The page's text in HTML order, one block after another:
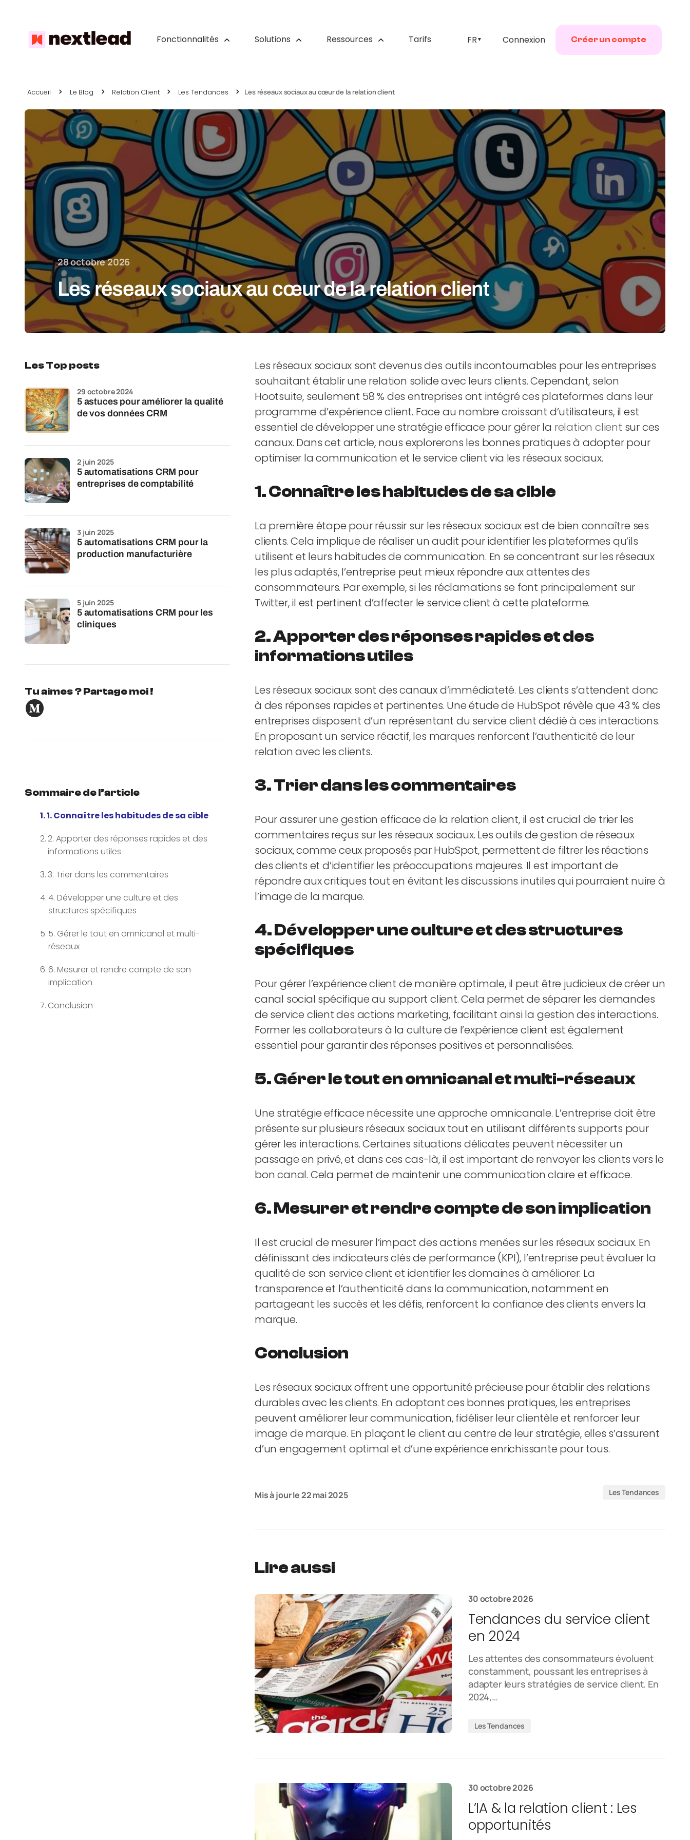
Fonctionnalités Solutions Ressources Tarifs FR ▼ Connexion Créer un compte
Accueil Le Blog Relation Client Les Tendances Les réseaux sociaux au cœur de la relation client
28 octobre 2026
Les réseaux sociaux au cœur de la relation client
Les réseaux sociaux sont devenus des outils incontournables pour les entreprises
souhaitant établir une relation solide avec leurs clients. Cependant, selon
Hootsuite, seulement 58 % des entreprises ont intégré ces plateformes dans leur
programme d’expérience client. Face au nombre croissant d’utilisateurs, il est
essentiel de développer une stratégie efficace pour gérer la relation client sur ces
canaux. Dans cet article, nous explorerons les bonnes pratiques à adopter pour
optimiser la communication et le service client via les réseaux sociaux.
1. Connaître les habitudes de sa cible
La première étape pour réussir sur les réseaux sociaux est de bien connaître ses
clients. Cela implique de réaliser un audit pour identifier les plateformes qu’ils
utilisent et leurs habitudes de communication. En se concentrant sur les réseaux
les plus adaptés, l’entreprise peut mieux répondre aux attentes des
consommateurs. Par exemple, si les réclamations se font principalement sur
Twitter, il est pertinent d’affecter le service client à cette plateforme.
2. Apporter des réponses rapides et des
informations utiles
Les réseaux sociaux sont des canaux d’immédiateté. Les clients s’attendent donc
à des réponses rapides et pertinentes. Une étude de HubSpot révèle que 43 % des
entreprises disposent d’un représentant du service client dédié à ces interactions.
En proposant un service réactif, les marques renforcent l’authenticité de leur
relation avec les clients.
3. Trier dans les commentaires
Pour assurer une gestion efficace de la relation client, il est crucial de trier les
commentaires reçus sur les réseaux sociaux. Les outils de gestion de réseaux
sociaux, comme ceux proposés par HubSpot, permettent de filtrer les réactions
des clients et d’identifier les préoccupations majeures. Il est important de
répondre aux critiques tout en évitant les discussions inutiles qui pourraient nuire à
l’image de la marque.
4. Développer une culture et des structures
spécifiques
Pour gérer l’expérience client de manière optimale, il peut être judicieux de créer un
canal social spécifique au support client. Cela permet de séparer les demandes
de service client des actions marketing, facilitant ainsi la gestion des interactions.
Former les collaborateurs à la culture de l’expérience client est également
essentiel pour garantir des réponses positives et personnalisées.
5. Gérer le tout en omnicanal et multi-réseaux
Une stratégie efficace nécessite une approche omnicanale. L’entreprise doit être
présente sur plusieurs réseaux sociaux tout en utilisant différents supports pour
gérer les interactions. Certaines situations délicates peuvent nécessiter un
passage en privé, et dans ces cas-là, il est important de renvoyer les clients vers le
bon canal. Cela permet de maintenir une communication claire et efficace.
6. Mesurer et rendre compte de son implication
Il est crucial de mesurer l’impact des actions menées sur les réseaux sociaux. En
définissant des indicateurs clés de performance (KPI), l’entreprise peut évaluer la
qualité de son service client et identifier les domaines à améliorer. La
transparence et l’authenticité dans la communication, notamment en
partageant les succès et les défis, renforcent la confiance des clients envers la
marque.
Conclusion
Les réseaux sociaux offrent une opportunité précieuse pour établir des relations
durables avec les clients. En adoptant ces bonnes pratiques, les entreprises
peuvent améliorer leur communication, fidéliser leur clientèle et renforcer leur
image de marque. En plaçant le client au centre de leur stratégie, elles s’assurent
d’un engagement optimal et d’une expérience enrichissante pour tous.
Mis à jour le22 mai 2025 Les Tendances
Lire aussi
30 octobre 2026
Tendances du service client
en 2024
Les attentes des consommateurs évoluent
constamment, poussant les entreprises à
adapter leurs stratégies de service client. En
2024,…
Les Tendances
30 octobre 2026
L’IA & la relation client : Les
opportunités
Les Top posts
5 astuces pour améliorer la qualité
de vos données CRM
29 octobre 2024
5 automatisations CRM pour
entreprises de comptabilité
2 juin 2025
5 automatisations CRM pour la
production manufacturière
3 juin 2025
5 automatisations CRM pour les
cliniques
5 juin 2025
Tu aimes ? Partage moi !
Sommaire de l’article
1. Connaître les habitudes de sa cible
2. Apporter des réponses rapides et des
informations utiles
3. Trier dans les commentaires
4. Développer une culture et des
structures spécifiques
5. Gérer le tout en omnicanal et multi-
réseaux
6. Mesurer et rendre compte de son
implication
Conclusion